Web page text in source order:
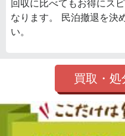
回収に比べてもお得にス
なります。 民泊撤退を決
い。
買取・